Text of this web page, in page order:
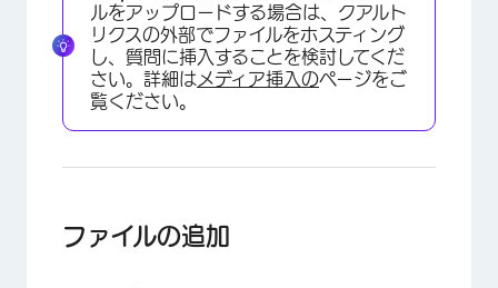
ルをアップロードする場合は、クアルト
リクスの外部でファイルをホスティング
し、質問に挿入することを検討してくだ
さい。詳細は メディア挿入のページをご
覧ください。
ファイルの追加